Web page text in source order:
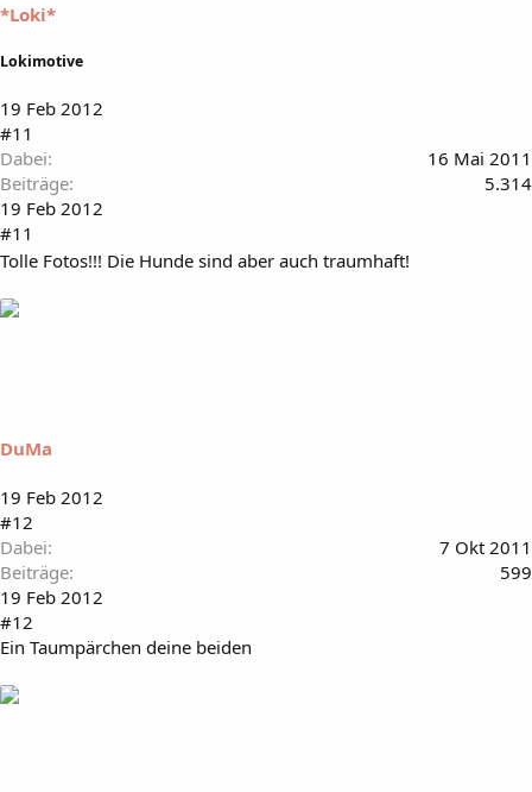
*Loki*
Lokimotive
19 Feb 2012
#11
Dabei
16 Mai 2011
Beiträge
5.314
19 Feb 2012
#11
Tolle Fotos!!! Die Hunde sind aber auch traumhaft!
DuMa
19 Feb 2012
#12
Dabei
7 Okt 2011
Beiträge
599
19 Feb 2012
#12
Ein Taumpärchen deine beiden